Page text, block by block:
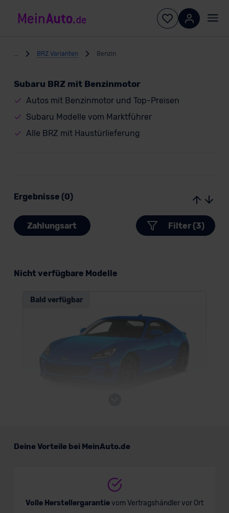
BRZ Varianten Benzin
Subaru BRZ mit Benzinmotor
Autos mit Benzinmotor und Top-Preisen
Subaru Modelle vom Marktführer
Alle BRZ mit Haustürlieferung
Ergebnisse (0)
Zahlungsart Filter (3)
Nicht verfügbare Modelle
Bald verfügbar
Deine Vorteile bei MeinAuto.de
Volle Herstellergarantievom Vertragshändler vor Ort